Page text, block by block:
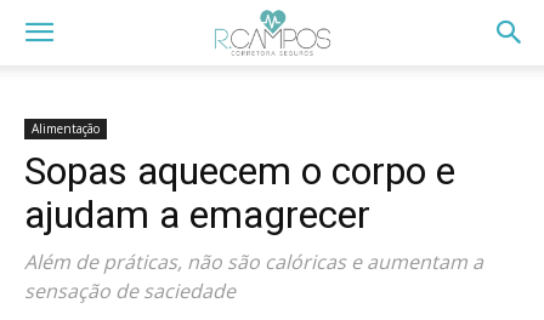
Alimentação
Sopas aquecem o corpo e
ajudam a emagrecer
Além de práticas, não são calóricas e aumentam a
sensação de saciedade